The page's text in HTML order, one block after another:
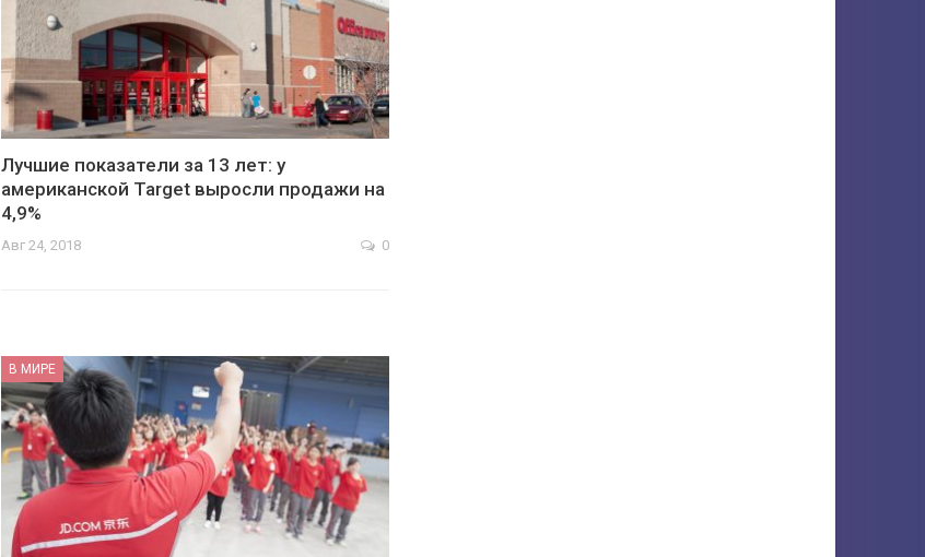
Лучшие показатели за 13 лет: у
американской Target выросли продажи на
4,9%
Авг 24, 2018 0
В МИРЕ